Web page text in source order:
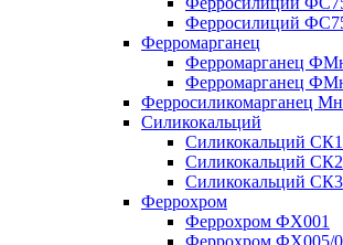
Ферросилиций
Ферромарганец
Ферромарганец
Ферромарганец
Ферросиликомарганец
Силикокальций
Силикокальций
Силикокальций
Силикокальций
Феррохром
Феррохром ФХ001
Феррохром ФХ005/